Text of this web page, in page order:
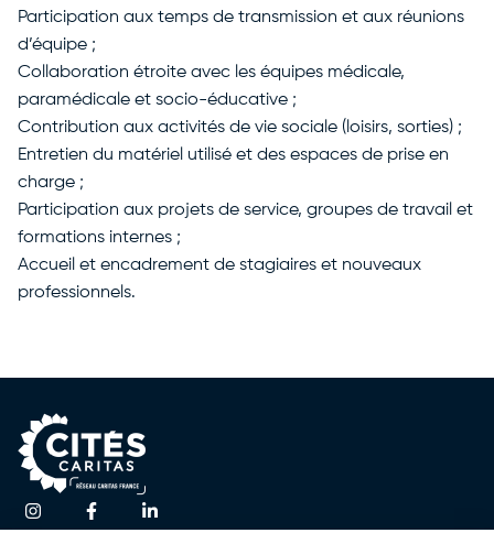
Participation aux temps de transmission et aux réunions
d’équipe ;
Collaboration étroite avec les équipes médicale,
paramédicale et socio-éducative ;
Contribution aux activités de vie sociale (loisirs, sorties) ;
Entretien du matériel utilisé et des espaces de prise en
charge ;
Participation aux projets de service, groupes de travail et
formations internes ;
Accueil et encadrement de stagiaires et nouveaux
professionnels.